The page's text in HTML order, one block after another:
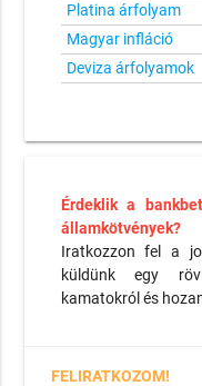
Platina árfolyam
Magyar infláció
Deviza árfolyamok
Érdeklik a
államkötvények?
Iratkozzon fel a
küldünk egy
kamatokról és
FELIRATKOZOM!